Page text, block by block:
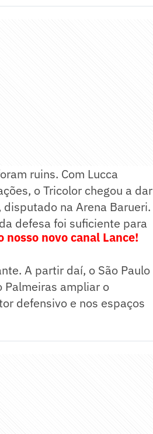
ruins. Com Lucca
o Tricolor chegou a dar
na Arena Barueri.
defesa foi suficiente para
novo canal Lance!
A partir daí, o São Paulo
ampliar o
defensivo e nos espaços